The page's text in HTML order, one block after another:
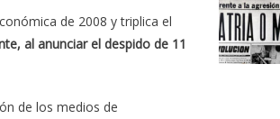
de 2008 y triplica el
al anunciar el despido de 11
de los medios de